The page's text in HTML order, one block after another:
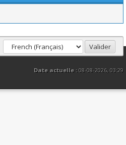
Date actuelle :08-08-2026, 03:29